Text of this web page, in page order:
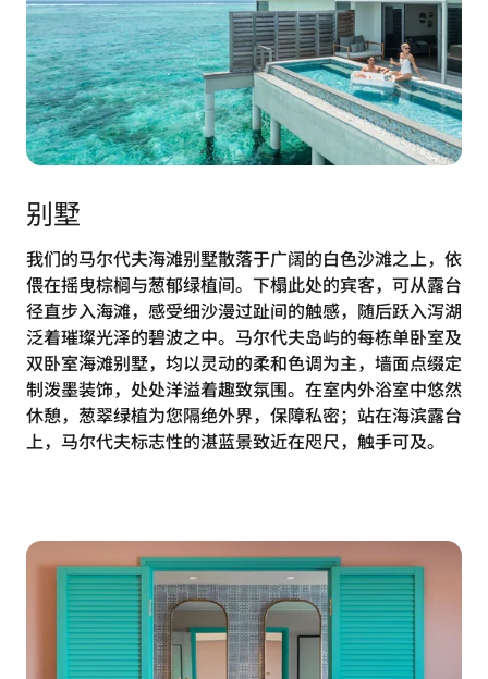
别墅
我们的马尔代夫海滩别墅散落于广阔的白色沙滩之上，依
偎在摇曳棕榈与葱郁绿植间。下榻此处的宾客，可从露台
径直步入海滩，感受细沙漫过趾间的触感，随后跃入泻湖
泛着璀璨光泽的碧波之中。马尔代夫岛屿的每栋单卧室及
双卧室海滩别墅，均以灵动的柔和色调为主，墙面点缀定
制泼墨装饰，处处洋溢着趣致氛围。在室内外浴室中悠然
休憩，葱翠绿植为您隔绝外界，保障私密；站在海滨露台
上，马尔代夫标志性的湛蓝景致近在咫尺，触手可及。